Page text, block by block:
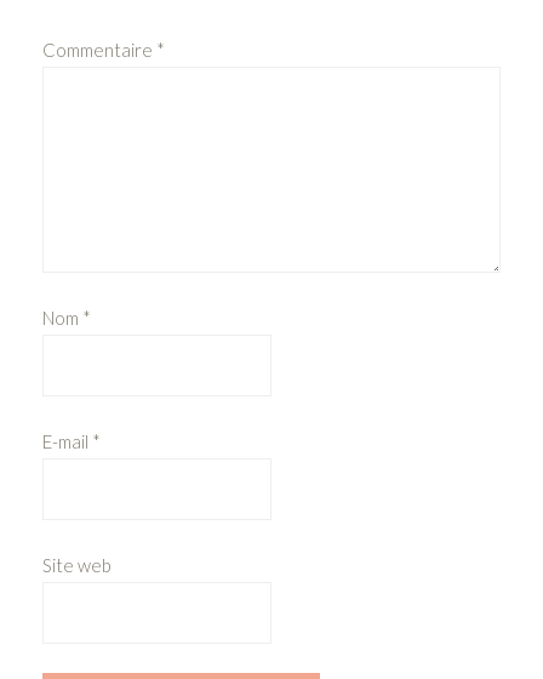
Commentaire *
Nom *
E-mail *
Site web